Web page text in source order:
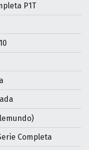
P1T
Completa